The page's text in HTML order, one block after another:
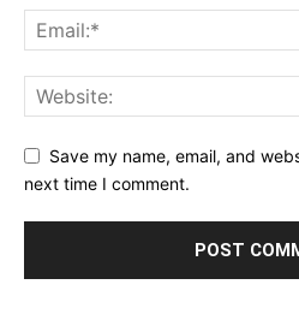
Save my name, email, and
next time I comment.